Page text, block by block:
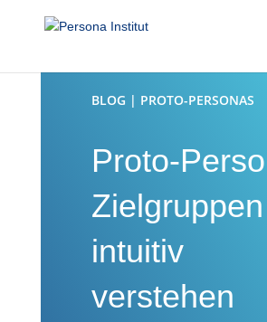
BLOG | PROTO-PERSONAS
Proto-
Zielgruppen
intuitiv
verstehen